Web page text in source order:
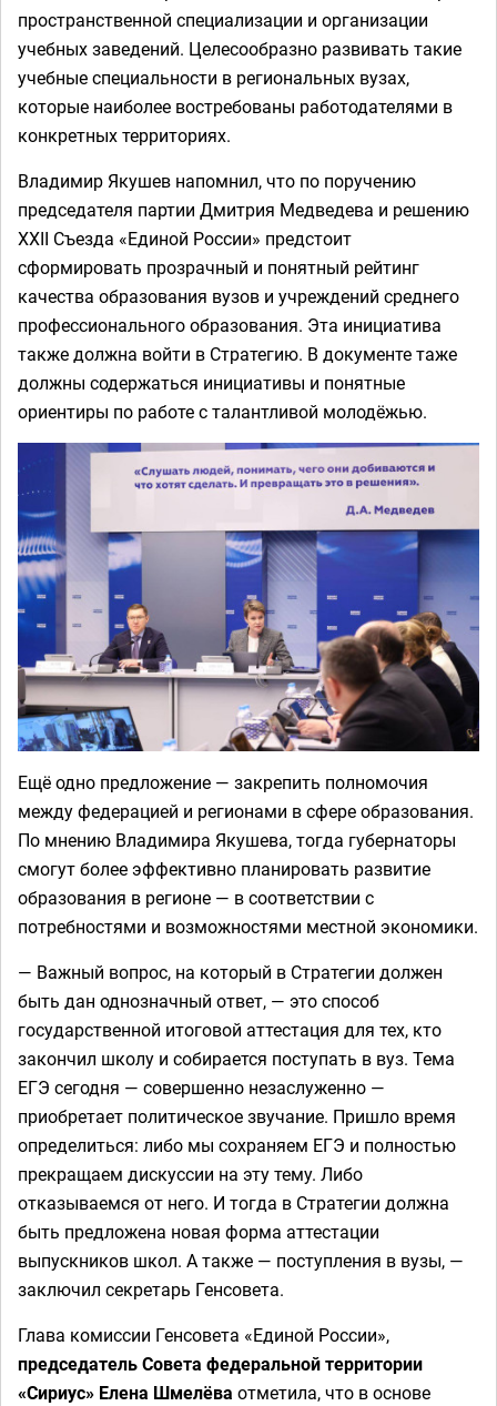
пространственной специализации и организации
учебных заведений. Целесообразно развивать такие
учебные специальности в региональных вузах,
которые наиболее востребованы работодателями в
конкретных территориях.
Владимир Якушев напомнил, что по поручению
председателя партии Дмитрия Медведева и решению
XXII Съезда «Единой России» предстоит
сформировать прозрачный и понятный рейтинг
качества образования вузов и учреждений среднего
профессионального образования. Эта инициатива
также должна войти в Стратегию. В документе таже
должны содержаться инициативы и понятные
ориентиры по работе с талантливой молодёжью.
Ещё одно предложение — закрепить полномочия
между федерацией и регионами в сфере образования.
По мнению Владимира Якушева, тогда губернаторы
смогут более эффективно планировать развитие
образования в регионе — в соответствии с
потребностями и возможностями местной экономики.
— Важный вопрос, на который в Стратегии должен
быть дан однозначный ответ, — это способ
государственной итоговой аттестация для тех, кто
закончил школу и собирается поступать в вуз. Тема
ЕГЭ сегодня — совершенно незаслуженно —
приобретает политическое звучание. Пришло время
определиться: либо мы сохраняем ЕГЭ и полностью
прекращаем дискуссии на эту тему. Либо
отказываемся от него. И тогда в Стратегии должна
быть предложена новая форма аттестации
выпускников школ. А также — поступления в вузы, —
заключил секретарь Генсовета.
Глава комиссии Генсовета «Единой России»,
председатель Совета федеральной территории
«Сириус» Елена Шмелёва отметила, что в основе